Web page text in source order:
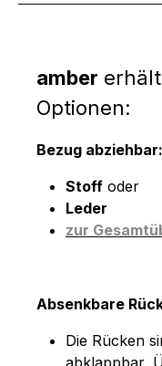
amber
Optionen:
Bezug abziehbar:
Stoff oder
Leder
zur
Absenkbare
Die Rücken
abklappbar,